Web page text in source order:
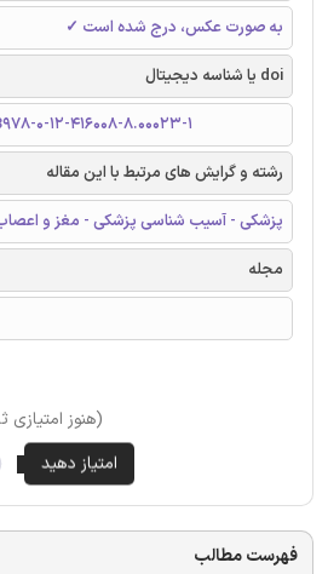
به صورت عکس، درج شده است ✓
doi یا شناسه دیجیتال
0-12-416008-8.00023-1
رشته و گرایش های مرتبط با این مقاله
پزشکی - آسیب شناسی پزشکی - مغز و
مجله
(هنوز
فهرست مطالب